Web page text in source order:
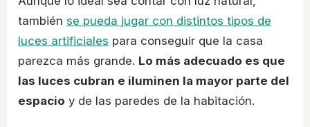
también se pueda jugar con distintos tipos de
luces artificiales para conseguir que la casa
parezca más grande. Lo más adecuado es que
las luces cubran e iluminen la mayor parte del
espacio y de las paredes de la habitación.